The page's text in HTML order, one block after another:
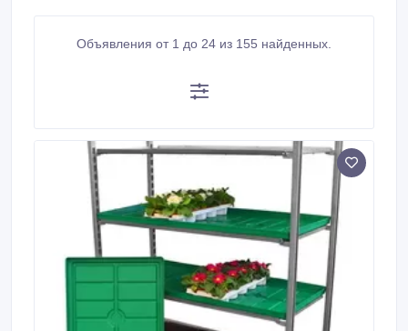
Объявления от 1 до 24 из 155 найденных.